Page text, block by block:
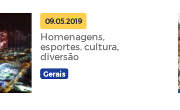
09.05.2019
Homenagens,
esportes, cultura,
diversão
Gerais